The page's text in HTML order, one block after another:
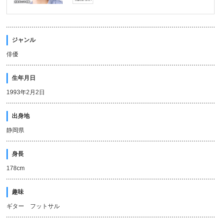
ジャンル
俳優
生年月日
1993年2月2日
出身地
静岡県
身長
178cm
趣味
ギター フットサル